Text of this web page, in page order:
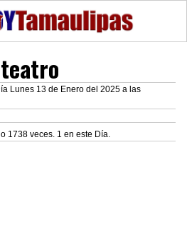
Lunes 13 de Enero del 2025 a las
1738 veces. 1 en este Día.